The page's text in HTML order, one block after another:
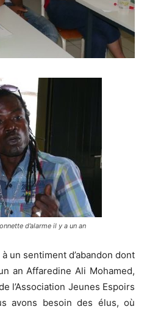
d’alarme il y a un an
un sentiment d’abandon dont
an Affaredine Ali Mohamed,
l’Association Jeunes Espoirs
avons besoin des élus, où